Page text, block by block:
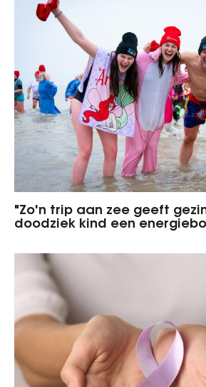
"Zo'n trip aan zee geeft
doodziek kind een